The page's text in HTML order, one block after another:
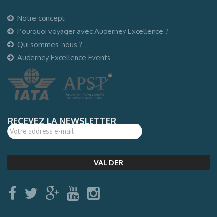
Notre concept
Pourquoi voyager avec Auderney Excellence ?
Qui sommes-nous ?
Auderney Excellence Events
RECEVEZ LA NEWSLETTER